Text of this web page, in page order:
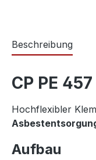
Beschreibung
CP PE
Hochflexibler
Aufbau